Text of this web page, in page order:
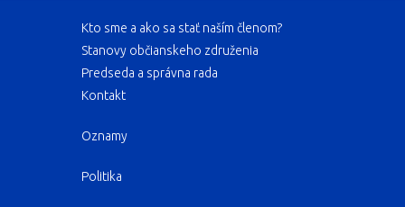
Kto sme a ako sa stať naším členom?
Stanovy občianskeho združenia
Predseda a správna rada
Kontakt
Oznamy
Politika